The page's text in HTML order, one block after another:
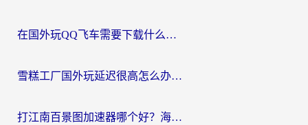
在国外玩QQ飞车需要下载什么加速器呢？海外党亲测有效的国服游戏加速指南
雪糕工厂国外玩延迟很高怎么办？海外玩家国服游戏加速终极攻略（附实测推荐）
打江南百景图加速器哪个好？海外党踩坑N次后，终于找到不卡的秘诀